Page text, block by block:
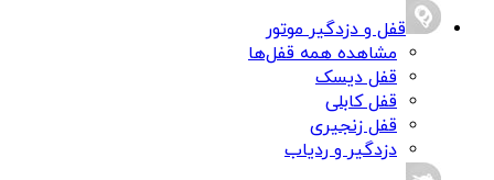
قفل و دزدگیر موتور
مشاهده همه قفل‌ها
قفل دیسک
قفل کابلی
قفل زنجیری
دزدگیر و ردیاب